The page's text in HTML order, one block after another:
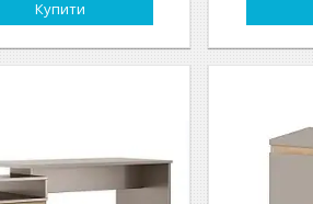
Купити